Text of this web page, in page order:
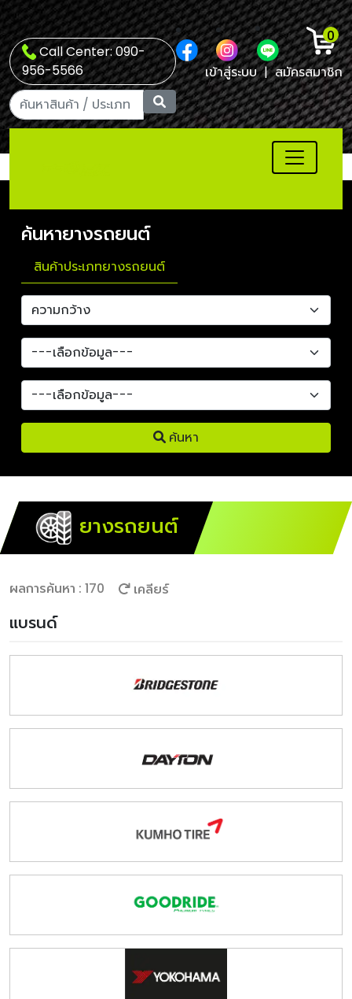
Call Center: 090-
956-5566
0
เข้าสู่ระบบ | สมัครสมาชิก
ค้นหายางรถยนต์
สินค้าประเภทยางรถยนต์
ค้นหา
ยางรถยนต์
ผลการค้นหา : 170 เคลียร์
แบรนด์